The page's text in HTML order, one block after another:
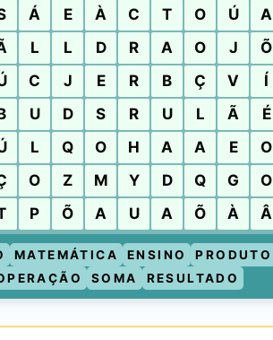
Á E À C T O Ú A
L L D R A O J Õ
C J E R B Ç V Í
U D S R U L Ã É
L Q O H A A E O
O Z M Y D Q G O
P Õ A U A Õ À Â
MATEMÁTICA ENSINO PRODUTO
SOMA RESULTADO